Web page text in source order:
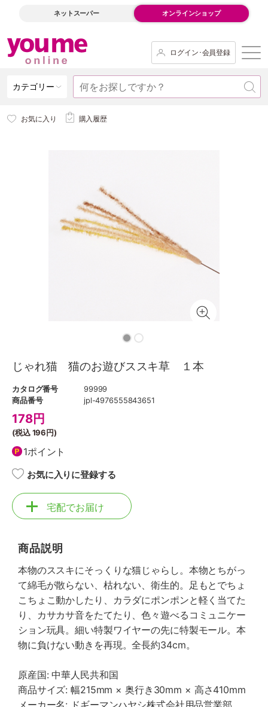
ネットスーパー オンラインショップ
ログイン･会員登録
カテゴリー
お気に入り 購入履歴
じゃれ猫 猫のお遊びススキ草 １本
カタログ番号
99999
商品番号
jpl-4976555843651
178円
(税込196円)
1ポイント
お気に入りに登録する
宅配でお届け
商品説明
本物のススキにそっくりな猫じゃらし。本物とちがっ
て綿毛が散らない、枯れない、衛生的。足もとでちょ
こちょこ動かしたり、カラダにポンポンと軽く当てた
り、カサカサ音をたてたり、色々遊べるコミュニケー
ション玩具。細い特製ワイヤーの先に特製モール。本
物に負けない動きを再現。全長約34cm。
原産国: 中華人民共和国
商品サイズ: 幅215mm × 奥行き30mm × 高さ410mm
メーカー名: ドギーマンハヤシ株式会社用品営業部